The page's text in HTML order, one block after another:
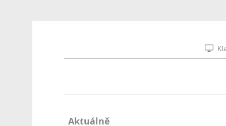
Aktuálně